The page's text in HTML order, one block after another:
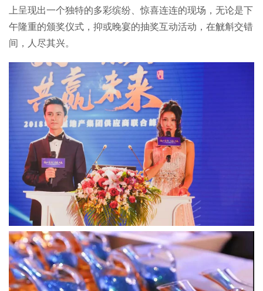
上呈现出一个独特的多彩缤纷、惊喜连连的现场，无论是下
午隆重的颁奖仪式，抑或晚宴的抽奖互动活动，在觥斛交错
间，人尽其兴。